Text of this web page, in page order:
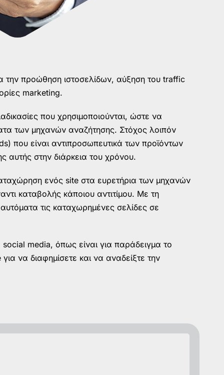
την προώθηση ιστοσελίδων, αύξηση του traffic
marketing.
που χρησιμοποιούνται, ώστε να
των μηχανών αναζήτησης. Στόχος λοιπόν
που είναι αντιπροσωπευτικά των προϊόντων
αυτής στην διάρκεια του χρόνου.
ενός site στα ευρετήρια των μηχανών
καταβολής κάποιου αντιτίμου. Με τη
τις καταχωρημένες σελίδες σε
media, όπως είναι για παράδειγμα το
να διαφημίσετε και να αναδείξτε την